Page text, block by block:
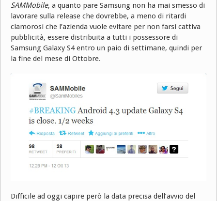
SAMMobile, a quanto pare Samsung non ha mai smesso di
lavorare sulla release che dovrebbe, a meno di ritardi
clamorosi che l’azienda vuole evitare per non farsi cattiva
pubblicità, essere distribuita a tutti i possessore di
Samsung Galaxy S4 entro un paio di settimane, quindi per
la fine del mese di Ottobre.
Difficile ad oggi capire però la data precisa dell’avvio del